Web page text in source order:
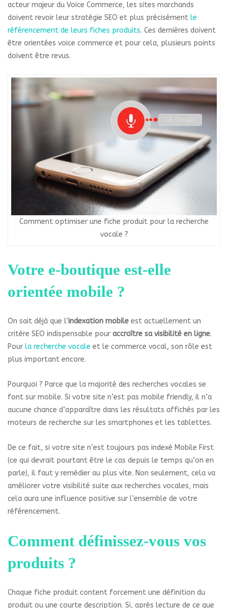
acteur majeur du Voice Commerce, les sites marchands
doivent revoir leur stratégie SEO et plus précisément le
référencement de leurs fiches produits. Ces dernières doivent
être orientées voice commerce et pour cela, plusieurs points
doivent être revus.
Comment optimiser une fiche produit pour la recherche
vocale ?
Votre e-boutique est-elle
orientée mobile ?
On sait déjà que l’indexation mobile est actuellement un
critère SEO indispensable pour accroître sa visibilité en ligne.
Pour la recherche vocale et le commerce vocal, son rôle est
plus important encore.
Pourquoi ? Parce que la majorité des recherches vocales se
font sur mobile. Si votre site n’est pas mobile friendly, il n’a
aucune chance d’apparaître dans les résultats affichés par les
moteurs de recherche sur les smartphones et les tablettes.
De ce fait, si votre site n’est toujours pas indexé Mobile First
(ce qui devrait pourtant être le cas depuis le temps qu’on en
parle), il faut y remédier au plus vite. Non seulement, cela va
améliorer votre visibilité suite aux recherches vocales, mais
cela aura une influence positive sur l’ensemble de votre
référencement.
Comment définissez-vous vos
produits ?
Chaque fiche produit content forcement une définition du
produit ou une courte description. Si, après lecture de ce que